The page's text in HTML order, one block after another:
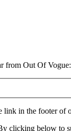
from Out Of Vogue:
in the footer
clicking below